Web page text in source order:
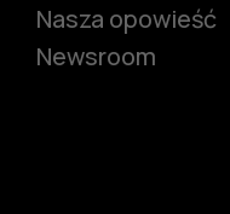
Nasza opowieść
Newsroom